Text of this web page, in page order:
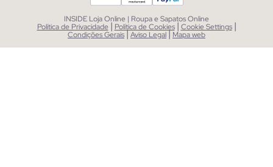
INSIDE Loja Online | Roupa e Sapatos Online
Política de Privacidade | Política de Cookies | Cookie Settings |
Condições Gerais|Aviso Legal| Mapa web